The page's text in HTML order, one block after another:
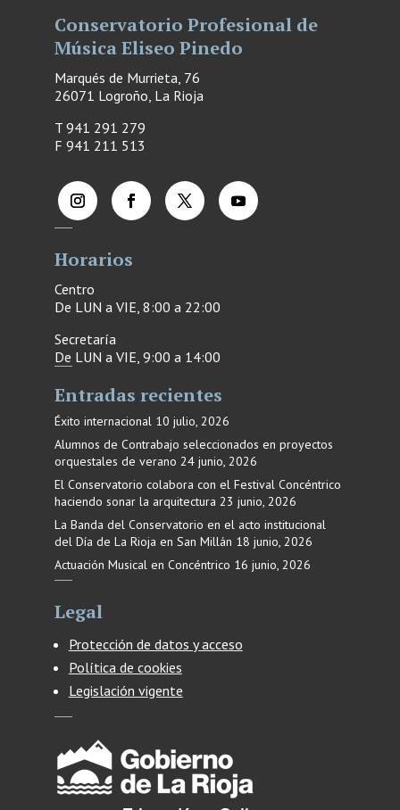
Conservatorio Profesional de
Música Eliseo Pinedo
Marqués de Murrieta, 76
26071 Logroño, La Rioja
T 941 291 279
F 941 211 513
Horarios
Centro
De LUN a VIE, 8:00 a 22:00
Secretaría
De LUN a VIE, 9:00 a 14:00
Entradas recientes
Éxito internacional 10 julio, 2026
Alumnos de Contrabajo seleccionados en proyectos
orquestales de verano 24 junio, 2026
El Conservatorio colabora con el Festival Concéntrico
haciendo sonar la arquitectura 23 junio, 2026
La Banda del Conservatorio en el acto institucional
del Día de La Rioja en San Millán 18 junio, 2026
Actuación Musical en Concéntrico 16 junio, 2026
Legal
Protección de datos y acceso
Política de cookies
Legislación vigente